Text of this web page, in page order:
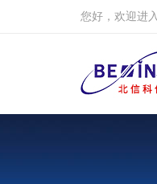
您好，欢迎进